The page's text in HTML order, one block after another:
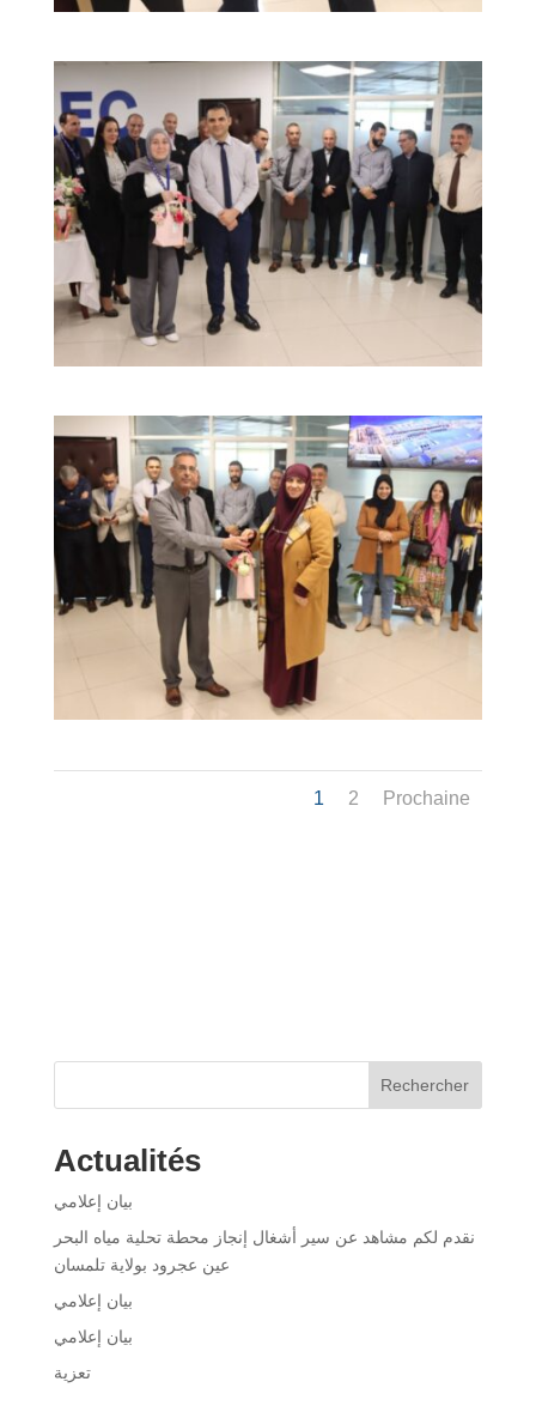
1 2 Prochaine
Rechercher
Actualités
بيان إعلامي
نقدم لكم مشاهد عن سير أشغال إنجاز محطة تحلية مياه البحر
عين عجرود بولاية تلمسان
بيان إعلامي
بيان إعلامي
تعزية